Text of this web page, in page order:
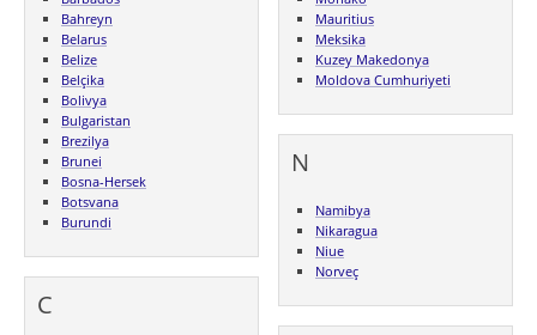
Bahreyn
Belarus
Belize
Belçika
Bolivya
Bulgaristan
Brezilya
Brunei
Bosna-Hersek
Botsvana
Burundi
C
Mauritius
Meksika
Kuzey Makedonya
Moldova Cumhuriyeti
N
Namibya
Nikaragua
Niue
Norveç